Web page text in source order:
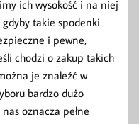
ich wysokość i na niej
gdyby takie spodenki
i pewne,
chodzi o zakup takich
je znaleźć w
bardzo dużo
oznacza pełne